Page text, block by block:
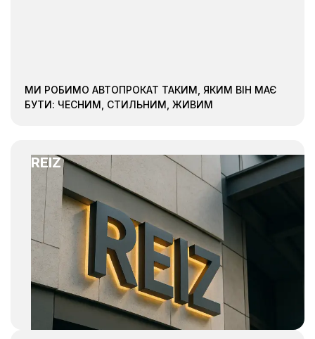
МИ РОБИМО АВТОПРОКАТ ТАКИМ, ЯКИМ ВІН МАЄ
БУТИ: ЧЕСНИМ, СТИЛЬНИМ, ЖИВИМ
REIZ